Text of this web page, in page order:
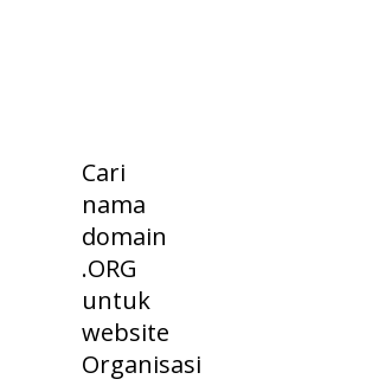
Cari
nama
domain
.ORG
untuk
website
Organisasi